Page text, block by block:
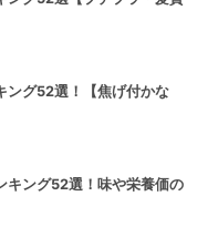
ング52選！【焦げ付かな
キング52選！味や栄養価の